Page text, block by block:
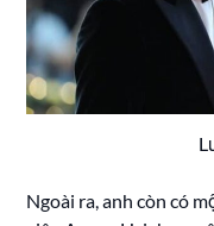
Ngoài ra, anh còn có